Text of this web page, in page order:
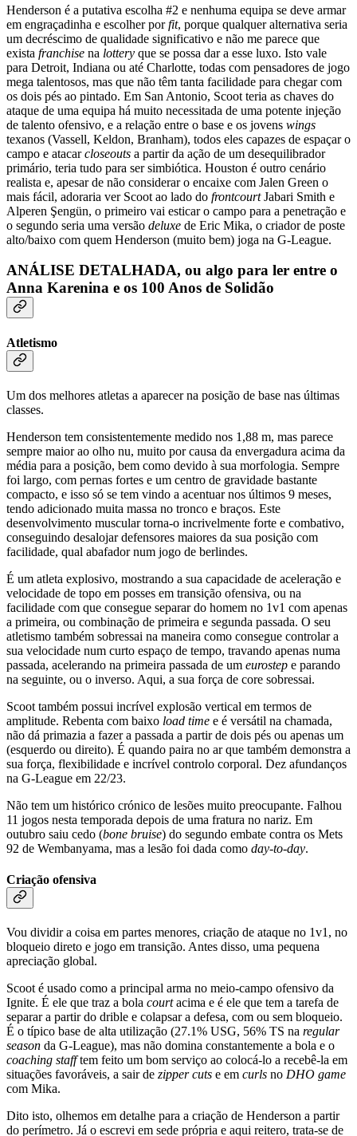
Henderson é a putativa escolha #2 e nenhuma equipa se deve armar
em engraçadinha e escolher porfit, porque qualquer alternativa seria
um decréscimo de qualidade significativo e não me parece que
exista franchise na lottery que se possa dar a esse luxo. Isto vale
para Detroit, Indiana ou até Charlotte, todas com pensadores de jogo
mega talentosos, mas que não têm tanta facilidade para chegar com
os dois pés ao pintado. Em San Antonio, Scoot teria as chaves do
ataque de uma equipa há muito necessitada de uma potente injeção
de talento ofensivo, e a relação entre o base e os jovens wings
texanos (Vassell, Keldon, Branham), todos eles capazes de espaçar o
campo e atacarcloseouts a partir da ação de um desequilibrador
primário, teria tudo para ser simbiótica. Houston é outro cenário
realista e, apesar de não considerar o encaixe com Jalen Green o
mais fácil, adoraria ver Scoot ao lado do frontcourtJabari Smith e
Alperen Şengün, o primeiro vai esticar o campo para a penetração e
o segundo seria uma versão deluxe de Eric Mika, o criador de poste
alto/baixo com quem Henderson (muito bem) joga na G-League.
ANÁLISE DETALHADA, ou algo para ler entre o
Anna Karenina e os 100 Anos de Solidão
Atletismo
Um dos melhores atletas a aparecer na posição de base nas últimas
classes.
Henderson tem consistentemente medido nos 1,88 m, mas parece
sempre maior ao olho nu, muito por causa da envergadura acima da
média para a posição, bem como devido à sua morfologia. Sempre
foi largo, com pernas fortes e um centro de gravidade bastante
compacto, e isso só se tem vindo a acentuar nos últimos 9 meses,
tendo adicionado muita massa no tronco e braços. Este
desenvolvimento muscular torna-o incrivelmente forte e combativo,
conseguindo desalojar defensores maiores da sua posição com
facilidade, qual abafador num jogo de berlindes.
É um atleta explosivo, mostrando a sua capacidade de aceleração e
velocidade de topo em posses em transição ofensiva, ou na
facilidade com que consegue separar do homem no 1v1 com apenas
a primeira, ou combinação de primeira e segunda passada. O seu
atletismo também sobressai na maneira como consegue controlar a
sua velocidade num curto espaço de tempo, travando apenas numa
passada, acelerando na primeira passada de um eurostep e parando
na seguinte, ou o inverso. Aqui, a sua força de core sobressai.
Scoot também possui incrível explosão vertical em termos de
amplitude. Rebenta com baixo load time e é versátil na chamada,
não dá primazia a fazer a passada a partir de dois pés ou apenas um
(esquerdo ou direito). É quando paira no ar que também demonstra a
sua força, flexibilidade e incrível controlo corporal. Dez afundanços
na G-League em 22/23.
Não tem um histórico crónico de lesões muito preocupante. Falhou
11 jogos nesta temporada depois de uma fratura no nariz. Em
outubro saiu cedo (bone bruise) do segundo embate contra os Mets
92 de Wembanyama, mas a lesão foi dada como day-to-day.
Criação ofensiva
Vou dividir a coisa em partes menores, criação de ataque no 1v1, no
bloqueio direto e jogo em transição. Antes disso, uma pequena
apreciação global.
Scoot é usado como a principal arma no meio-campo ofensivo da
Ignite. É ele que traz a bola courtacima e é ele que tem a tarefa de
separar a partir do drible e colapsar a defesa, com ou sem bloqueio.
É o típico base de alta utilização (27.1% USG, 56% TS na regular
season da G-League), mas não domina constantemente a bola e o
coaching stafftem feito um bom serviço ao colocá-lo a recebê-la em
situações favoráveis, a sair de zipper cuts e em curls no DHO game
com Mika.
Dito isto, olhemos em detalhe para a criação de Henderson a partir
do perímetro. Já o escrevi em sede própria e aqui reitero, trata-se de